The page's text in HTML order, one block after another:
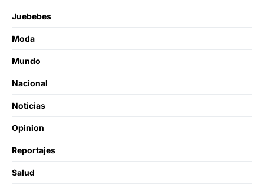
Juebebes
Moda
Mundo
Nacional
Noticias
Opinion
Reportajes
Salud